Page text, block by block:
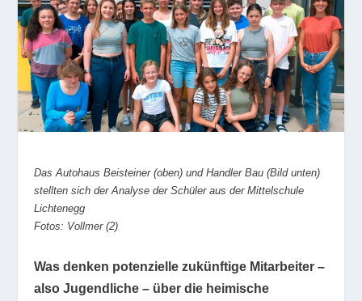
Das Autohaus Beisteiner (oben) und Handler Bau (Bild unten)
stellten sich der Analyse der Schüler aus der Mittelschule
Lichtenegg
Fotos: Vollmer (2)
Was denken potenzielle zukünftige Mitarbeiter –
also Jugendliche – über die heimische